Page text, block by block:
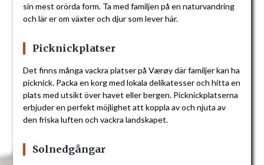
sin mest orörda form. Ta med familjen på en naturvandring
och lär er om växter och djur som lever här.
Picknickplatser
Det finns många vackra platser på Værøy där familjer kan ha
picknick. Packa en korg med lokala delikatesser och hitta en
plats med utsikt över havet eller bergen. Picknickplatserna
erbjuder en perfekt möjlighet att koppla av och njuta av
den friska luften och vackra landskapet.
Solnedgångar